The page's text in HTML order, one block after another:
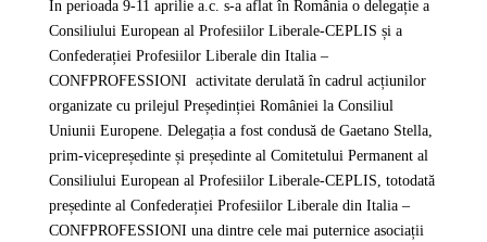
În perioada 9-11 aprilie a.c. s-a aflat în România o delegație a
Consiliului European al Profesiilor Liberale-CEPLIS și a
Confederației Profesiilor Liberale din Italia –
CONFPROFESSIONI activitate derulată în cadrul acțiunilor
organizate cu prilejul Președinției României la Consiliul
Uniunii Europene. Delegația a fost condusă de Gaetano Stella,
prim-vicepreședinte și președinte al Comitetului Permanent al
Consiliului European al Profesiilor Liberale-CEPLIS, totodată
președinte al Confederației Profesiilor Liberale din Italia –
CONFPROFESSIONI una dintre cele mai puternice asociații